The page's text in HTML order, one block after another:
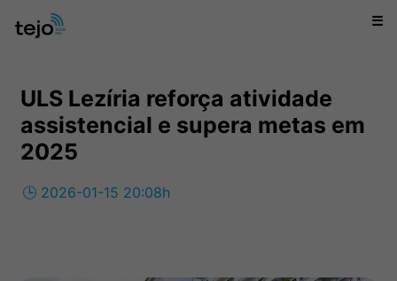
☰
ULS Lezíria reforça atividade
assistencial e supera metas em
2025
🕒 2026-01-15 20:08h